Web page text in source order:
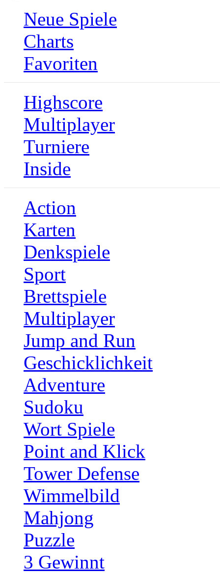
Neue Spiele
Charts
Favoriten
Highscore
Multiplayer
Turniere
Inside
Action
Karten
Denkspiele
Sport
Brettspiele
Multiplayer
Jump and Run
Geschicklichkeit
Adventure
Sudoku
Wort Spiele
Point and Klick
Tower Defense
Wimmelbild
Mahjong
Puzzle
3 Gewinnt